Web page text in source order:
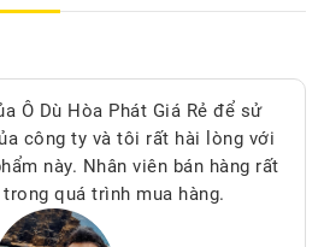
Ô Dù Hòa Phát Giá Rẻ để sử
công ty và tôi rất hài lòng với
này. Nhân viên bán hàng rất
quá trình mua hàng.